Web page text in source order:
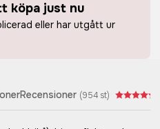
köpa just nu
eller har utgått ur
Recensioner (954 st)